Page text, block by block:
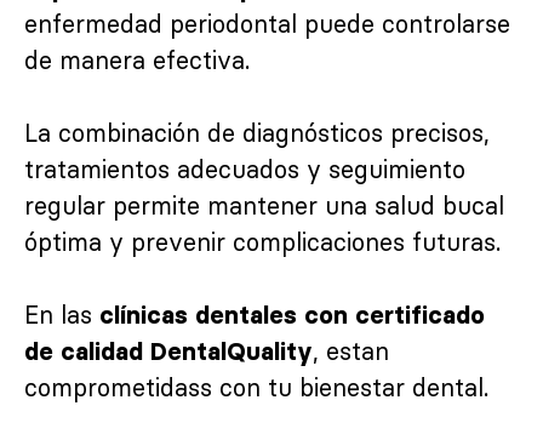
enfermedad periodontal puede controlarse
de manera efectiva.
La combinación de diagnósticos precisos,
tratamientos adecuados y seguimiento
regular permite mantener una salud bucal
óptima y prevenir complicaciones futuras.
En las clínicas dentales con certificado
de calidad DentalQuality, estan
comprometidass con tu bienestar dental.